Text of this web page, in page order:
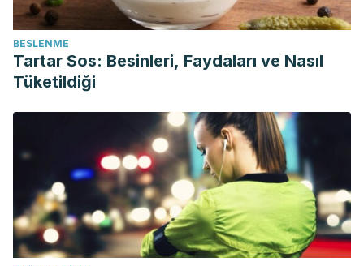
BESLENME
Tartar Sos: Besinleri, Faydaları ve Nasıl
Tüketildiği